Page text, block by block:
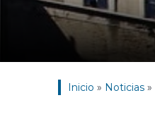
Inicio » Noticias »